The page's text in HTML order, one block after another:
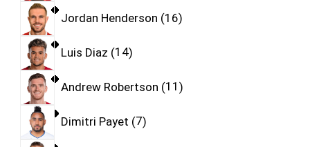
Jordan Henderson 16
Luis Diaz 14
Andrew Robertson 11
Dimitri Payet 7